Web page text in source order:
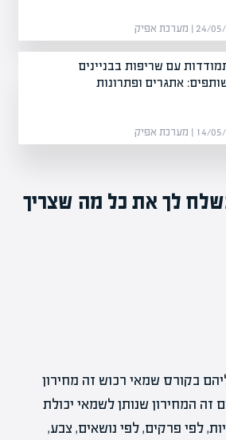
| מערכת אפיק
עם שריפות בבניינים
אתגרים ופתרונות
26 | מערכת אפיק
לך את כל מה שצריך
בקורס שמאי רכוש זה מחירון
זה המחירון שנותן לשמאי יכולת
לפי פרקים, לפי נושאים, צבע,